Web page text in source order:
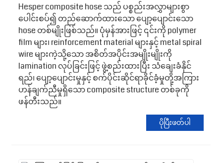
Hesper composite hose သည် ပစ္စည်းအလွှာများစွာ
ပေါင်းစပ်၍ တည်ဆောက်ထားသော ပျော့ပျောင်းသော
hose တစ်မျိုးဖြစ်သည်။ ပုံမှန်အားဖြင့် ၎င်းကို polymer
film များ၊ reinforcement material များနှင့် metal spiral
wire များကဲ့သို့သော အစိတ်အပိုင်းအမျိုးမျိုးကို
lamination လုပ်ခြင်းဖြင့် ဖွဲ့စည်းထားပြီး သံချေးခံနိုင်
ရည်၊ ပျော့ပျောင်းမှုနှင့် စက်ပိုင်းဆိုင်ရာခိုင်ခံ့မှုတို့အကြား
ဟန်ချက်ညီမှုရှိသော composite structure တစ်ခုကို
ဖန်တီးသည်။
ပိုပြီးဖတ်ပါ